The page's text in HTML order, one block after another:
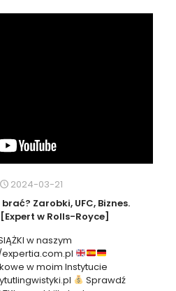
2024-03-21
Zarobki, UFC, Biznes.
w Rolls-Royce]
w naszym
w moim Instytucie
Sprawdź